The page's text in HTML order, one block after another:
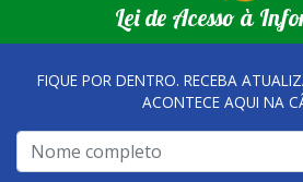
Lei de Acesso à
FIQUE POR DENTRO. RECEBA
ACONTECE AQUI NA